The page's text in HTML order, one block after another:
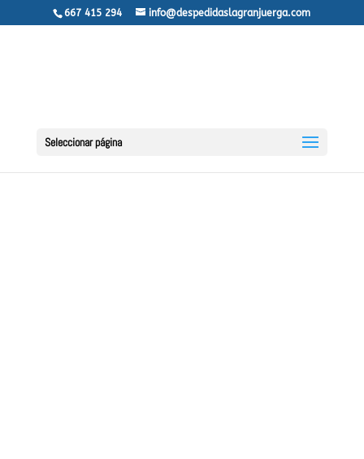
667 415 294 info@despedidaslagranjuerga.com
Seleccionar página